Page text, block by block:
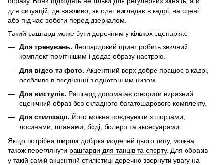
для ситуацій, де важливо, як одяг виглядає в кадрі, на сцені
або під час роботи перед дзеркалом.
Такий рашгард може бути доречним у кількох сценаріях:
Для тренувань. Леопардовий принт робить звичний
комплект помітнішим і додає образу настрою.
Для відео та фото. Акцентний верх добре працює в кадрі,
особливо в поєднанні з однотонним низом.
Для виступів. Рашгард допомагає створити виразний
сценічний образ без складного багатошарового комплекту.
Для стилізації. Його можна поєднувати з шортами,
лосинами, штанами, боді, болеро та аксесуарами.
Якщо потрібна ширша добірка моделей цього типу, можна
також переглянути рашгарди для танців та спорту. Для образів
у такій самій акцентній стилістиці доречно звернути увагу на